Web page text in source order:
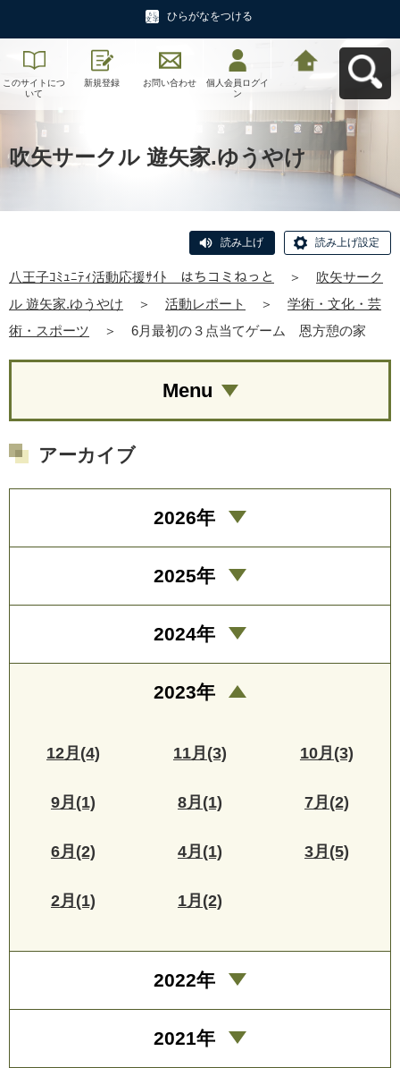
ひらがなをつける
このサイトにつ
いて
新規登録 お問い合わせ
個人会員ログイ
ン
吹矢サークル 遊矢家.ゆうやけ
読み上げ 読み上げ設定
八王子ｺﾐｭﾆﾃｨ活動応援ｻｲﾄ はちコミねっと ＞
吹矢サーク
ル 遊矢家.ゆうやけ
＞ 活動レポート ＞
学術・文化・芸
術・スポーツ
＞ 6月最初の３点当てゲーム 恩方憩の家
Menu
アーカイブ
2026年
2025年
2024年
2023年
12月(4) 11月(3) 10月(3)
9月(1) 8月(1) 7月(2)
6月(2) 4月(1) 3月(5)
2月(1) 1月(2)
2022年
2021年